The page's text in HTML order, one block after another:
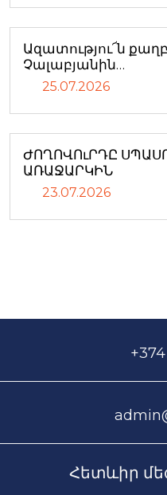
Ազատությու՜ն
Չալաբյանին…
25.07.2026
ԺՈՂՈՎՈւՐԴԸ
ԱՌԱՋԱՐԿԻՆ
23.07.2026
Հետևիր